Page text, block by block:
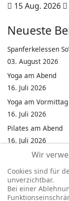
15 Aug. 2026
Neueste
Spanferkelessen
03. August 2026
Yoga am Abend
16. Juli 2026
Yoga am Vormittag
16. Juli 2026
Pilates am Abend
16. Juli 2026
Jumping Fitness
16. Juli 2026
Jumping Fitness
16. Juli 2026
Wir
Cookies sind für
unverzichtbar.
Bei einer